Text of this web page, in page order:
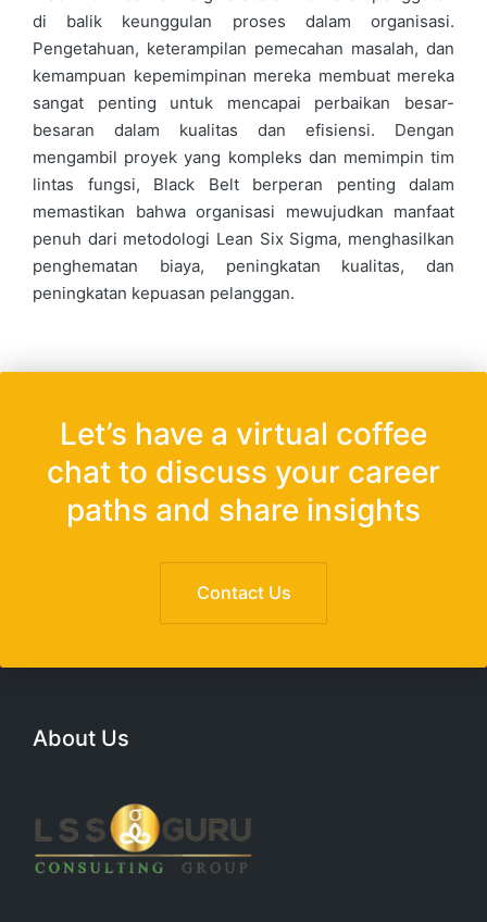
di balik keunggulan proses dalam organisasi.
Pengetahuan, keterampilan pemecahan masalah, dan
kemampuan kepemimpinan mereka membuat mereka
sangat penting untuk mencapai perbaikan besar-
besaran dalam kualitas dan efisiensi. Dengan
mengambil proyek yang kompleks dan memimpin tim
lintas fungsi, Black Belt berperan penting dalam
memastikan bahwa organisasi mewujudkan manfaat
penuh dari metodologi Lean Six Sigma, menghasilkan
penghematan biaya, peningkatan kualitas, dan
peningkatan kepuasan pelanggan.
Let’s have a virtual coffee
chat to discuss your career
paths and share insights
Contact Us
About Us